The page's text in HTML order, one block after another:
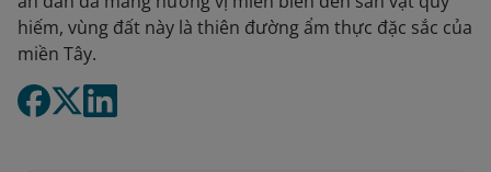
hiếm, vùng đất này là thiên đường ẩm thực đặc sắc của
miền Tây.